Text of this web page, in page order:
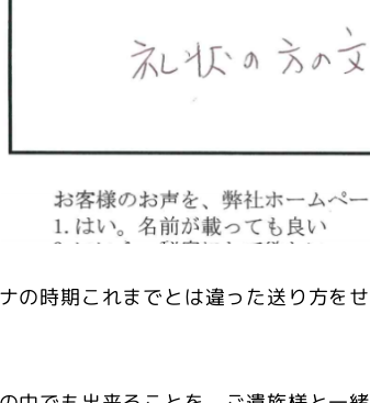
の時期これまでとは違った送り方を